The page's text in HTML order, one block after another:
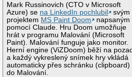
Mark Russinovich (CTO v Microsoft
Azure) se na LinkedIn pochlubil
svým
projektem MS Paint Doom
napsaným
pomocí Claude. Hru Doom umožňuje
hrát v programu Malování (Microsoft
Paint). Malování funguje jako monitor.
Herní engine (ViZDoom) běží na
a každý vykreslený snímek hry vkládá
automaticky přes schránku (clipboard)
do Malování.